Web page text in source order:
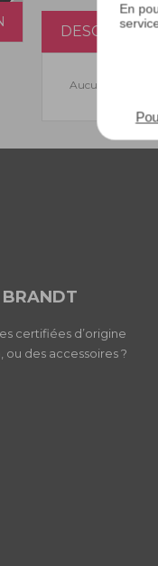
En
Aucune
BRANDT
certifiées d’origine
des accessoires ?